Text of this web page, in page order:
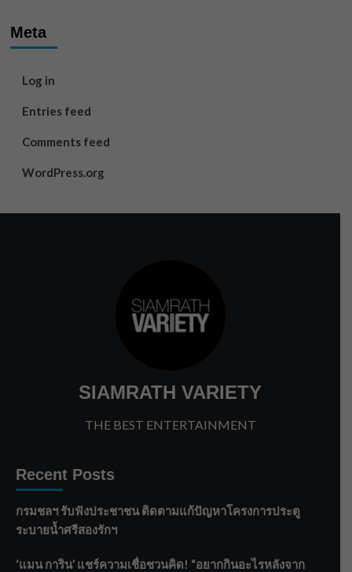
Meta
Log in
Entries feed
Comments feed
WordPress.org
SIAMRATH VARIETY
THE BEST ENTERTAINMENT
Recent Posts
กรมชลฯ รับฟังประชาชน ติดตามแก้ปัญหาโครงการประตู
ระบายน้ำศรีสองรักฯ
‘แมน การิน’ แชร์ความเชื่อชวนคิด! “อยากกินอะไรหลังจาก